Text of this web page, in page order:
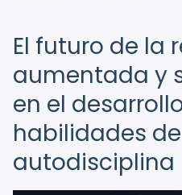
El futuro de la
aumentada y
en el
habilidades de
autodisciplina